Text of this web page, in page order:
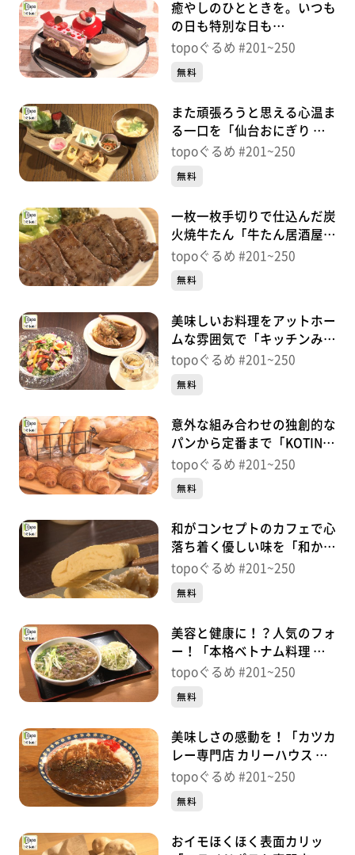
癒やしのひとときを。いつも
の日も特別な日も
「Patisserie TISSER」（宮城
るめ】
topoぐるめ #201~250
無料
また頑張ろうと思える心温ま
る一口を「仙台おにぎり 織
はや」（青葉区一番町）＃
topoぐるめ #201~250
無料
一枚一枚手切りで仕込んだ炭
火焼牛たん「牛たん居酒屋
集合郎 本店」（青葉区一番
topoぐるめ #201~250
無料
美味しいお料理をアットホー
ムな雰囲気で「キッチンみう
ら」（青葉区下愛子町）＃
topoぐるめ #201~250
無料
意外な組み合わせの独創的な
パンから定番まで「KOTINI
BAKERY」（太白区東中田）
topoぐるめ #201~250
無料
和がコンセプトのカフェで心
落ち着く優しい味を「和かふ
ぇ もののね」（太白区中
topoぐるめ #201~250
無料
美容と健康に！？人気のフォ
ー！「本格ベトナム料理 フ
ォーベトナム」（青葉区宮
topoぐるめ #201~250
無料
美味しさの感動を！「カツカ
レー専門店 カリーハウス マ
シャーーラ」（泉区旭丘堤）
topoぐるめ #201~250
無料
おイモほくほく表面カリッ